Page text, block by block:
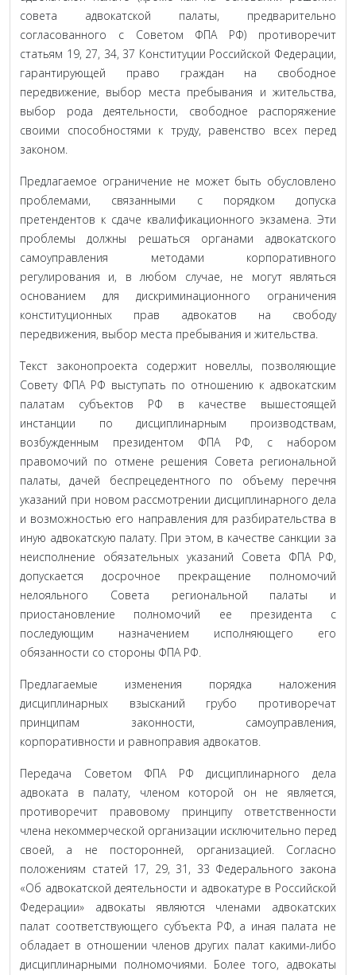
совета адвокатской палаты, предварительно
согласованного с Советом ФПА РФ) противоречит
статьям 19, 27, 34, 37 Конституции Российской Федерации,
гарантирующей право граждан на свободное
передвижение, выбор места пребывания и жительства,
выбор рода деятельности, свободное распоряжение
своими способностями к труду, равенство всех перед
законом.
Предлагаемое ограничение не может быть обусловлено
проблемами, связанными с порядком допуска
претендентов к сдаче квалификационного экзамена. Эти
проблемы должны решаться органами адвокатского
самоуправления методами корпоративного
регулирования и, в любом случае, не могут являться
основанием для дискриминационного ограничения
конституционных прав адвокатов на свободу
передвижения, выбор места пребывания и жительства.
Текст законопроекта содержит новеллы, позволяющие
Совету ФПА РФ выступать по отношению к адвокатским
палатам субъектов РФ в качестве вышестоящей
инстанции по дисциплинарным производствам,
возбужденным президентом ФПА РФ, с набором
правомочий по отмене решения Совета региональной
палаты, дачей беспрецедентного по объему перечня
указаний при новом рассмотрении дисциплинарного дела
и возможностью его направления для разбирательства в
иную адвокатскую палату. При этом, в качестве санкции за
неисполнение обязательных указаний Совета ФПА РФ,
допускается досрочное прекращение полномочий
нелояльного Совета региональной палаты и
приостановление полномочий ее президента с
последующим назначением исполняющего его
обязанности со стороны ФПА РФ.
Предлагаемые изменения порядка наложения
дисциплинарных взысканий грубо противоречат
принципам законности, самоуправления,
корпоративности и равноправия адвокатов.
Передача Советом ФПА РФ дисциплинарного дела
адвоката в палату, членом которой он не является,
противоречит правовому принципу ответственности
члена некоммерческой организации исключительно перед
своей, а не посторонней, организацией. Согласно
положениям статей 17, 29, 31, 33 Федерального закона
«Об адвокатской деятельности и адвокатуре в Российской
Федерации» адвокаты являются членами адвокатских
палат соответствующего субъекта РФ, а иная палата не
обладает в отношении членов других палат какими-либо
дисциплинарными полномочиями. Более того, адвокаты